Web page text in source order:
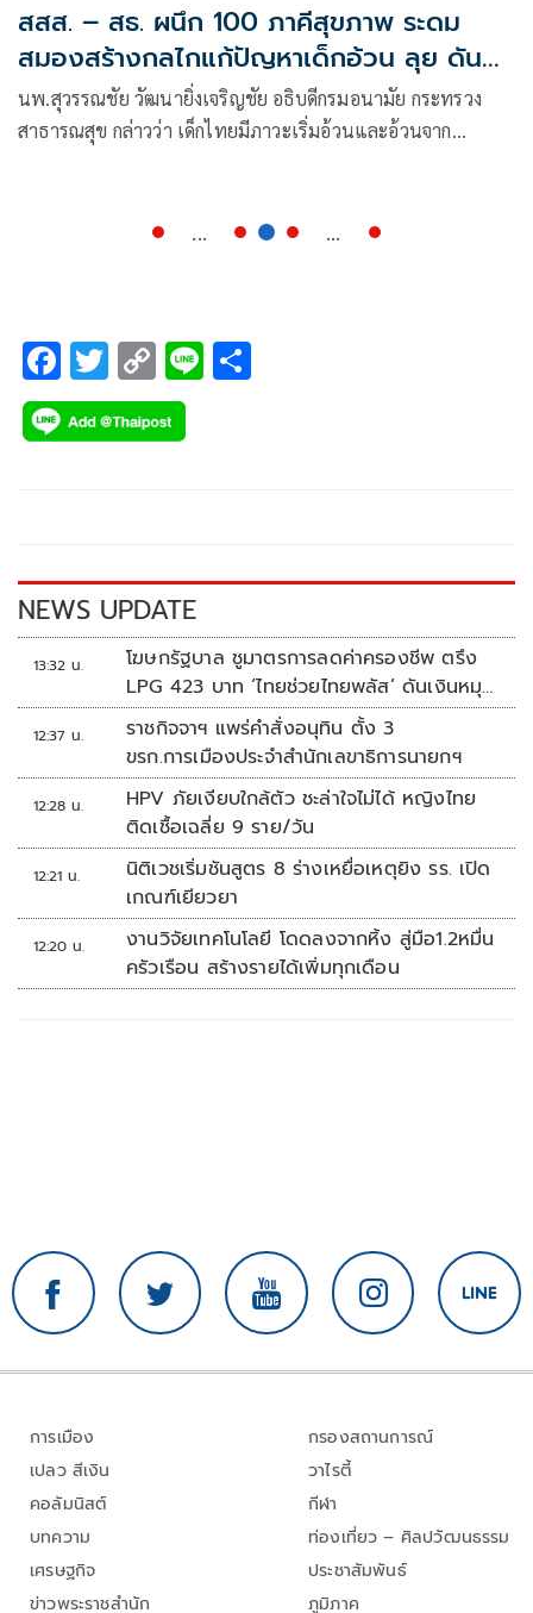
สสส. – สธ. ผนึก 100 ภาคีสุขภาพ ระดม
สมองสร้างกลไกแก้ปัญหาเด็กอ้วน ลุย ดัน
มาตรการบังคับใช้ปกป้องเด็กไทยจากการ
ตลาดอาหาร-เครื่องดื่มที่ส่งผลต่อสุขภาพ เน้น
นพ.สุวรรณชัย วัฒนายิ่งเจริญชัย อธิบดีกรมอนามัย กระทรวง
สาธารณสุข กล่าวว่า เด็กไทยมีภาวะเริ่มอ้วนและอ้วนจาก
... ...
F
ac
e
k
T
wi
tt
C
o
p
k
Li
NEWS UPDATE
13:32 น.
โฆษกรัฐบาล ชูมาตรการลดค่าครองชีพ ตรึง
LPG 423 บาท ‘ไทยช่วยไทยพลัส’ ดันเงินหมุน
แสนล้าน
12:37 น.
ราชกิจจาฯ แพร่คำสั่งอนุทิน ตั้ง 3
ขรก.การเมืองประจำสำนักเลขาธิการนายกฯ
12:28 น.
HPV ภัยเงียบใกล้ตัว ชะล่าใจไม่ได้ หญิงไทย
ติดเชื้อเฉลี่ย 9 ราย/วัน
12:21 น.
นิติเวชเริ่มชันสูตร 8 ร่างเหยื่อเหตุยิง รร. เปิด
เกณฑ์เยียวยา
12:20 น.
งานวิจัยเทคโนโลยี โดดลงจากหิ้ง สู่มือ1.2หมื่น
ครัวเรือน สร้างรายได้เพิ่มทุกเดือน
การเมือง
เปลว สีเงิน
คอลัมนิสต์
บทความ
เศรษฐกิจ
ข่าวพระราชสำนัก
กรองสถานการณ์
วาไรตี้
กีฬา
ท่องเที่ยว – ศิลปวัฒนธรรม
ประชาสัมพันธ์
ภูมิภาค